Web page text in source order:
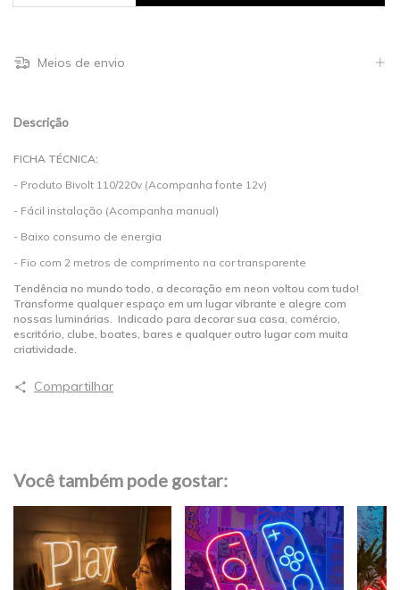
Meios de envio
Descrição
FICHA TÉCNICA:
- Produto Bivolt 110/220v (Acompanha fonte 12v)
- Fácil instalação (Acompanha manual)
- Baixo consumo de energia
- Fio com 2 metros de comprimento na cor transparente
Tendência no mundo todo, a decoração em neon voltou com tudo!
Transforme qualquer espaço em um lugar vibrante e alegre com
nossas luminárias. Indicado para decorar sua casa, comércio,
escritório, clube, boates, bares e qualquer outro lugar com muita
criatividade.
Compartilhar
Você também pode gostar: